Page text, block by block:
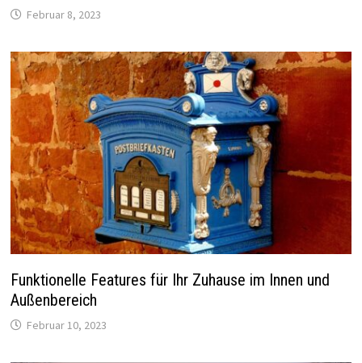
Februar 8, 2023
Funktionelle Features für Ihr Zuhause im Innen und
Außenbereich
Februar 10, 2023